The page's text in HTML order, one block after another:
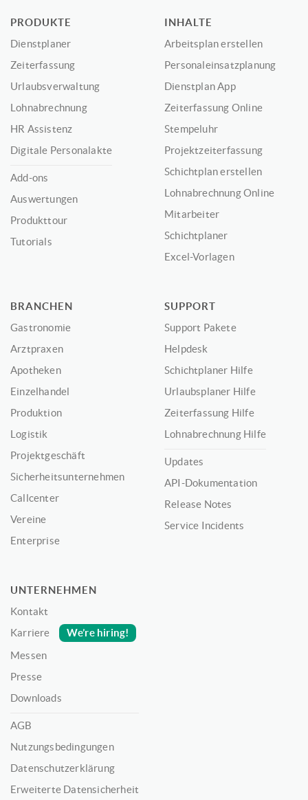
PRODUKTE
Dienstplaner
Zeiterfassung
Urlaubsverwaltung
Lohnabrechnung
HR Assistenz
Digitale Personalakte
Add-ons
Auswertungen
Produkttour
Tutorials
INHALTE
Arbeitsplan erstellen
Personaleinsatzplanung
Dienstplan App
Zeiterfassung Online
Stempeluhr
Projektzeiterfassung
Schichtplan erstellen
Lohnabrechnung Online
Mitarbeiter
Schichtplaner
Excel-Vorlagen
BRANCHEN
Gastronomie
Arztpraxen
Apotheken
Einzelhandel
Produktion
Logistik
Projektgeschäft
Sicherheitsunternehmen
Callcenter
Vereine
Enterprise
SUPPORT
Support Pakete
Helpdesk
Schichtplaner Hilfe
Urlaubsplaner Hilfe
Zeiterfassung Hilfe
Lohnabrechnung Hilfe
Updates
API-Dokumentation
Release Notes
Service Incidents
UNTERNEHMEN
Kontakt
Karriere
We’re hiring!
Messen
Presse
Downloads
AGB
Nutzungsbedingungen
Datenschutzerklärung
Erweiterte Datensicherheit